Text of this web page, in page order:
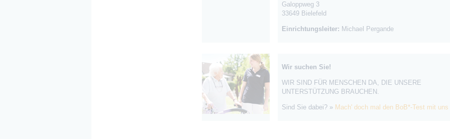
Galoppweg 3
33649 Bielefeld
Einrichtungsleiter: Michael Pergande
Wir suchen Sie!
WIR SIND FÜR MENSCHEN DA, DIE UNSERE
UNTERSTÜTZUNG BRAUCHEN.
Sind Sie dabei? » Mach' doch mal den BoB*-Test mit